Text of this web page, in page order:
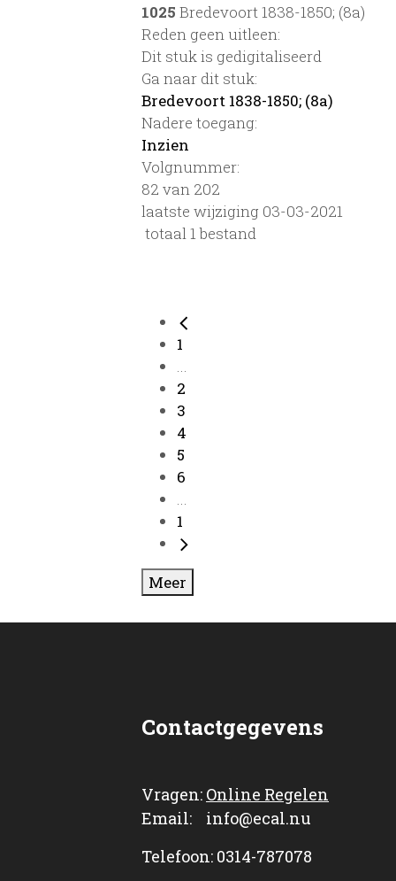
1025 Bredevoort 1838-1850; (8a)
Reden geen uitleen:
Dit stuk is gedigitaliseerd
Ga naar dit stuk:
Bredevoort 1838-1850; (8a)
Nadere toegang:
Inzien
Volgnummer:
82 van 202
laatste wijziging 03-03-2021
totaal 1 bestand
1
...
2
3
4
5
6
...
1
Meer
Contactgegevens
Vragen: Online Regelen
Email: info@ecal.nu
Telefoon: 0314-787078